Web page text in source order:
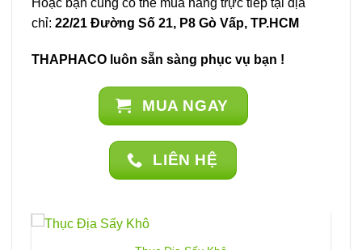
chỉ: 22/21 Đường Số 21, P8 Gò Vấp, TP.HCM
THAPHACO luôn sẵn sàng phục vụ bạn !
MUA NGAY
LIÊN HỆ